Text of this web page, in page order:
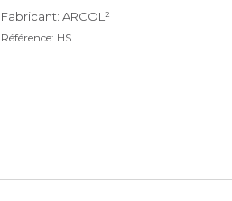
Fabricant: ARCOL²
Référence: HS